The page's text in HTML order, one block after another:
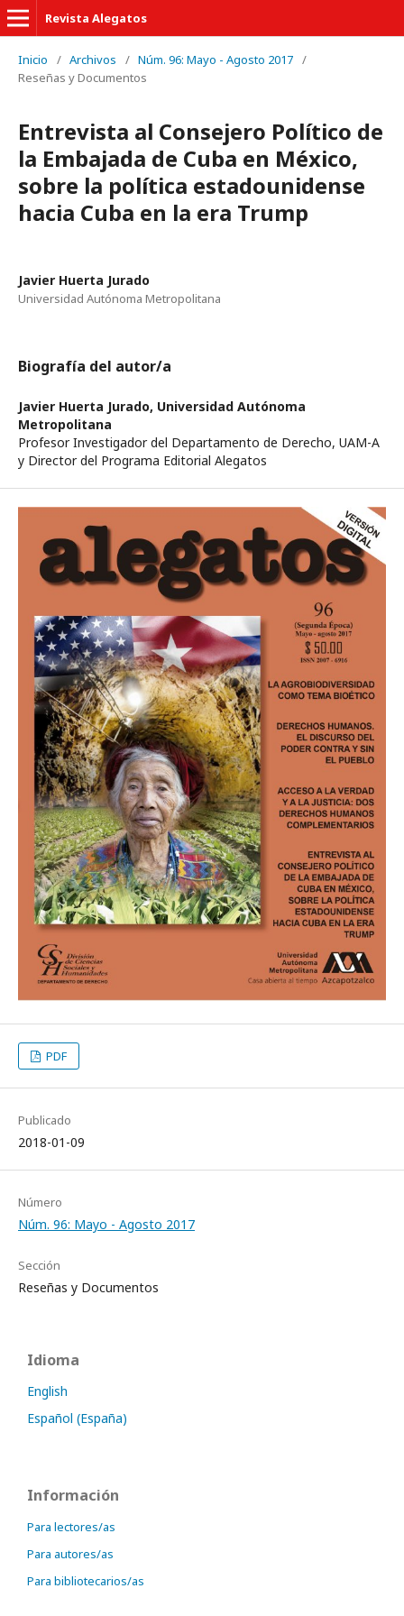
Revista Alegatos
Inicio / Archivos / Núm. 96: Mayo - Agosto 2017 /
Reseñas y Documentos
Entrevista al Consejero Político de
la Embajada de Cuba en México,
sobre la política estadounidense
hacia Cuba en la era Trump
Javier Huerta Jurado
Universidad Autónoma Metropolitana
Biografía del autor/a
Javier Huerta Jurado, Universidad Autónoma
Metropolitana
Profesor Investigador del Departamento de Derecho, UAM-A
y Director del Programa Editorial Alegatos
PDF
Publicado
2018-01-09
Número
Núm. 96: Mayo - Agosto 2017
Sección
Reseñas y Documentos
Idioma
English
Español (España)
Información
Para lectores/as
Para autores/as
Para bibliotecarios/as